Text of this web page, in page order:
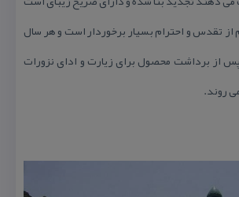
از تقدس و احترام بسیار برخوردار است و هر سال
از برداشت محصول برای زیارت و ادای نزورات
روند.